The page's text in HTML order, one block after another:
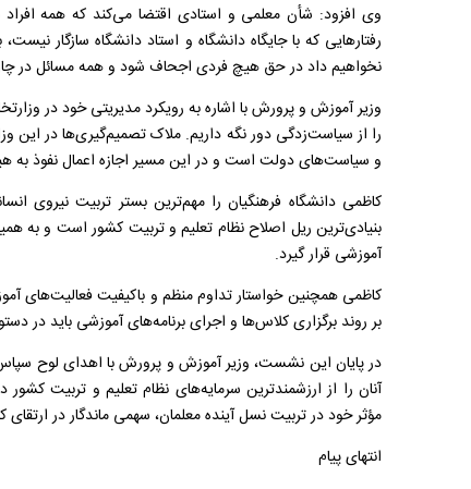
وی افزود: شأن معلمی و استادی اقتضا می‌کند که همه افراد
رفتارهایی که با جایگاه دانشگاه و استاد دانشگاه سازگار
نخواهیم داد در حق هیچ فردی اجحاف شود و همه مسائل در
وزیر آموزش و پرورش با اشاره به رویکرد مدیریتی خود در
را از سیاست‌زدگی دور نگه داریم. ملاک تصمیم‌گیری‌ها در این
و سیاست‌های دولت است و در این مسیر اجازه اعمال نفوذ به
کاظمی دانشگاه فرهنگیان را مهم‌ترین بستر تربیت نیروی
بنیادی‌ترین ریل اصلاح نظام تعلیم و تربیت کشور است و به
آموزشی قرار گیرد.
کاظمی همچنین خواستار تداوم منظم و باکیفیت فعالیت‌های
بر روند برگزاری کلاس‌ها و اجرای برنامه‌های آموزشی باید در
در پایان این نشست، وزیر آموزش و پرورش با اهدای لوح سپاس
آنان را از ارزشمندترین سرمایه‌های نظام تعلیم و تربیت
مؤثر خود در تربیت نسل آینده معلمان، سهمی ماندگار در
انتهای پیام